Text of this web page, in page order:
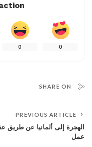
0
0
SHARE ON
PREVIOUS ARTICLE
الهجرة إلى ألمانيا عن طريق
عمل